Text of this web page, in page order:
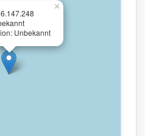
Unbekannt
×